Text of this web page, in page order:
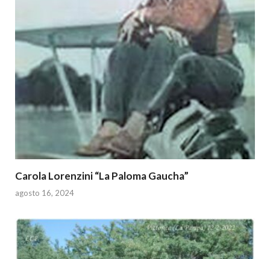
p k
Carola Lorenzini “La Paloma Gaucha”
agosto 16, 2024